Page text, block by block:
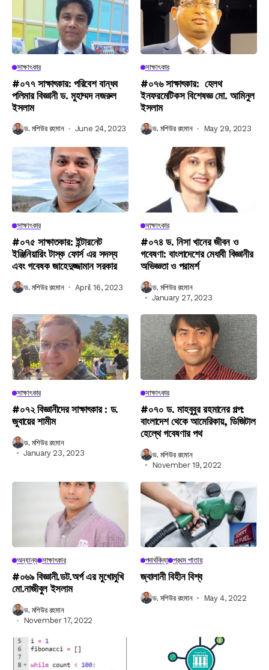
সাক্ষাৎকার
#০৭৭ সাক্ষাৎকার: পরিবেশ বান্ধব
পলিমার বিজ্ঞানী ড. মুহাম্মদ নজরুল
ইসলাম
ড. মশিউর রহমান June 24, 2023
সাক্ষাৎকার
#০৭৬ সাক্ষাৎকার: হেলথ
ইনফরমেটিকস বিশেষজ্ঞ মো. আমিনুল
ইসলাম
ড. মশিউর রহমান May 29, 2023
সাক্ষাৎকার
#০৭৫ সাক্ষাতকার: ইন্টারনেট
ইঞ্জিনিয়ারিং টাস্ক ফোর্স এর সদস্য
এবং গবেষক জাহেদুজ্জামান সরকার
ড. মশিউর রহমান April 16, 2023
সাক্ষাৎকার
#০৭৪ ড. নিসা খানের জীবন ও
গবেষণা: বাংলাদেশের মেধাবী বিজ্ঞানীর
অভিজ্ঞতা ও পরামর্শ
ড. মশিউর রহমান
January 27, 2023
সাক্ষাৎকার
#০৭২ বিজ্ঞানীদের সাক্ষাৎকার : ড.
জুবায়ের শামীম
ড. মশিউর রহমান
January 23, 2023
সাক্ষাৎকার
#০৭০ ড. মাহবুবুর রহমানের গল্প:
বাংলাদেশ থেকে আমেরিকায়, ডিজিটাল
হেল্থে গবেষণার পথ
ড. মশিউর রহমান
November 19, 2022
অন্যান্য সাক্ষাৎকার
#০৬৯ বিজ্ঞানী.ডট.অর্গ এর মুখোমুখি
মো.নাজীবুল ইসলাম
ড. মশিউর রহমান
November 17, 2022
পদার্থবিদ্যা প্রথম পাতায়
জ্বালানী বিহীন বিশ্ব
ড. মশিউর রহমান May 4, 2022